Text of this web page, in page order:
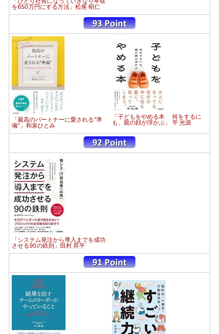
を650万円にする方法」松尾 昭仁
「最高のパートナーに愛される"準
備"」和泉ひとみ
「子どもをやめる本 何をするに
も、親の顔が浮かぶ」 平 光源
「システム発注から導入までを成功
させる90の鉄則」田村 昇平